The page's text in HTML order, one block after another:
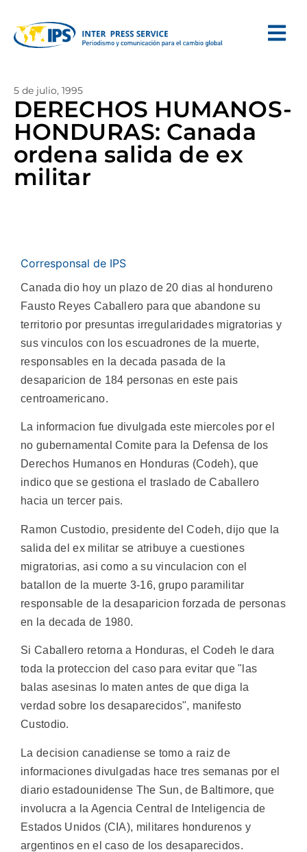
5 de julio, 1995
DERECHOS HUMANOS-
HONDURAS: Canada
ordena salida de ex
militar
Corresponsal de IPS
Canada dio hoy un plazo de 20 dias al hondureno
Fausto Reyes Caballero para que abandone su
territorio por presuntas irregularidades migratorias y
sus vinculos con los escuadrones de la muerte,
responsables en la decada pasada de la
desaparicion de 184 personas en este pais
centroamericano.
La informacion fue divulgada este miercoles por el
no gubernamental Comite para la Defensa de los
Derechos Humanos en Honduras (Codeh), que
indico que se gestiona el traslado de Caballero
hacia un tercer pais.
Ramon Custodio, presidente del Codeh, dijo que la
salida del ex militar se atribuye a cuestiones
migratorias, asi como a su vinculacion con el
batallon de la muerte 3-16, grupo paramilitar
responsable de la desaparicion forzada de personas
en la decada de 1980.
Si Caballero retorna a Honduras, el Codeh le dara
toda la proteccion del caso para evitar que "las
balas asesinas lo maten antes de que diga la
verdad sobre los desaparecidos", manifesto
Custodio.
La decision canadiense se tomo a raiz de
informaciones divulgadas hace tres semanas por el
diario estadounidense The Sun, de Baltimore, que
involucra a la Agencia Central de Inteligencia de
Estados Unidos (CIA), militares hondurenos y
argentinos en el caso de los desaparecidos.